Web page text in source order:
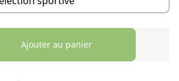
Ajouter au panier